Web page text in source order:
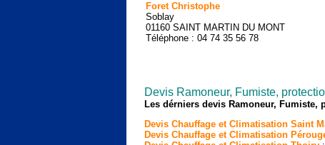
Foret Christophe
Soblay
01160 SAINT MARTIN DU MONT
Téléphone : 04 74 35 56 78
Devis Ramoneur, Fumiste,
Les dérniers devis Ramoneur,
Devis Chauffage et Climatisation Saint
Devis Chauffage et Climatisation